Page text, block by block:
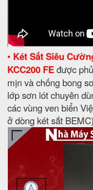
• Két Sắt Siêu
KCC200 FEđược
mịn và chống bong
lớp sơn lót chuyên
các vùng ven biển
ở dòng két sắt